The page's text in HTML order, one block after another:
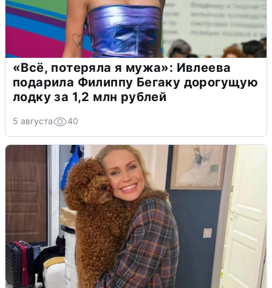
«Всё, потеряла я мужа»: Ивлеева
подарила Филиппу Бегаку дорогущую
лодку за 1,2 млн рублей
5 августа 40